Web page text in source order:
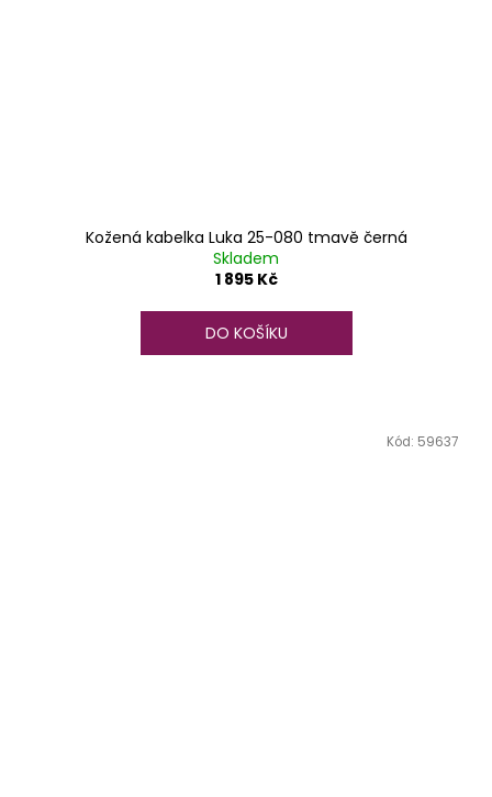
Kožená kabelka Luka 25-080 tmavě černá
Skladem
1 895 Kč
DO KOŠÍKU
Kód: 59637